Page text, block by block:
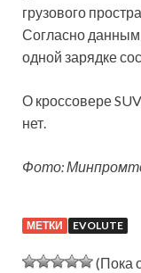
грузового
Согласно данным
одной зарядке
О кроссовере
нет.
Фото:
МЕТКИ EVOLUTE
(Пока